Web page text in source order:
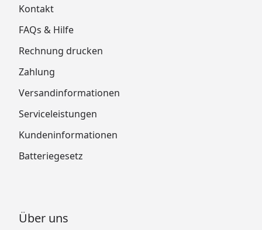
Kontakt
FAQs & Hilfe
Rechnung drucken
Zahlung
Versandinformationen
Serviceleistungen
Kundeninformationen
Batteriegesetz
Über uns